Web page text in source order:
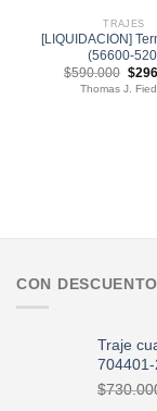
TRAJES
[LIQUIDACION]
(56600-
$590.000 El
$
Thomas J.
CON DESCUENTO
Traje
$